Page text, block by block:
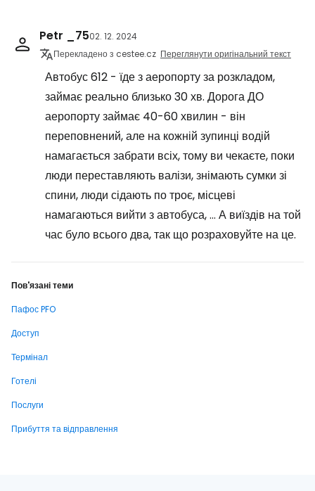
Petr _7502. 12. 2024
Перекладено з cestee.cz Переглянути оригінальний текст
Автобус 612 - їде з аеропорту за розкладом,
займає реально близько 30 хв. Дорога ДО
аеропорту займає 40-60 хвилин - він
переповнений, але на кожній зупинці водій
намагається забрати всіх, тому ви чекаєте, поки
люди переставляють валізи, знімають сумки зі
спини, люди сідають по троє, місцеві
намагаються вийти з автобуса, ... А виїздів на той
час було всього два, так що розраховуйте на це.
Пов'язані теми
Пафос PFO
Доступ
Термінал
Готелі
Послуги
Прибуття та відправлення